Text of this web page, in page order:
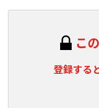
こ
登録する